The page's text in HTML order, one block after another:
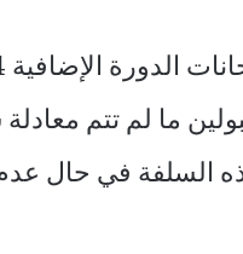
ما لم تتم معادلة
السلفة في حال